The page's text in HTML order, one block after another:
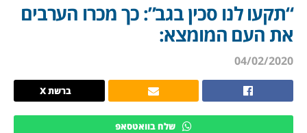
“תקעו לנו סכין בגב”: כך מכרו הערבים
את העם המומצא:
04/02/2020
ברשת X
שלח בוואטסאפ